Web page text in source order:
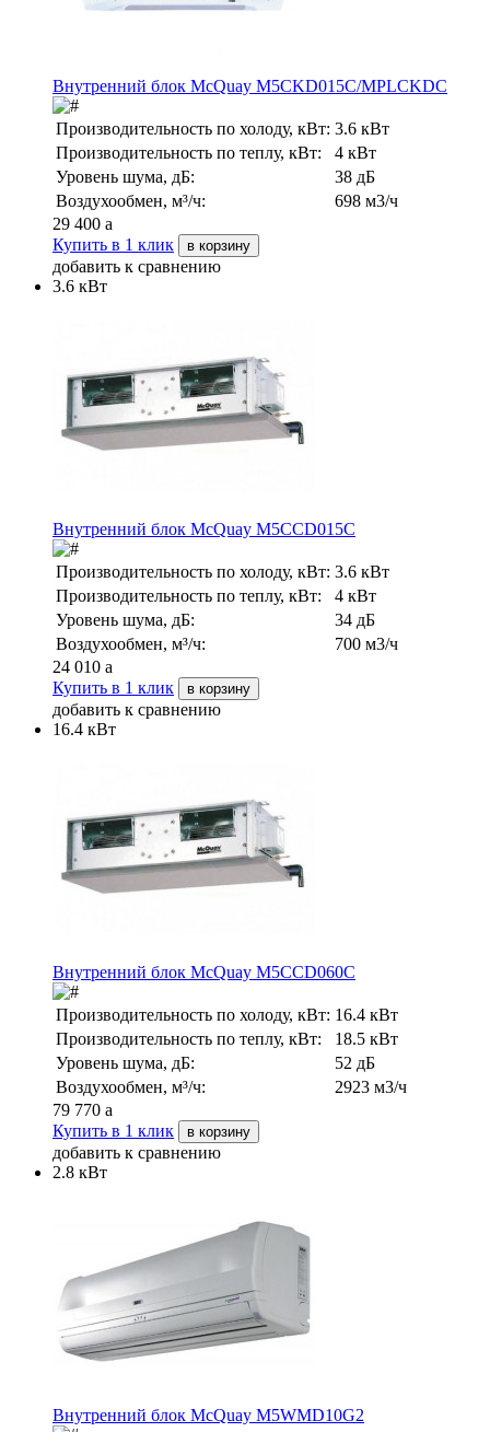
Внутренний блок McQuay M5CKD015C/MPLCKDC
Производительность по холоду, кВт: 3.6 кВт
Производительность по теплу, кВт:
4 кВт
Уровень шума, дБ:
38 дБ
Воздухообмен, м³/ч:
698 м3/ч
29 400 a
Купить в 1 клик
в корзину
добавить к сравнению
3.6 кВт
Внутренний блок McQuay M5CCD015C
Производительность по холоду, кВт: 3.6 кВт
Производительность по теплу, кВт:
4 кВт
Уровень шума, дБ:
34 дБ
Воздухообмен, м³/ч:
700 м3/ч
24 010 a
Купить в 1 клик
в корзину
добавить к сравнению
16.4 кВт
Внутренний блок McQuay M5CCD060C
Производительность по холоду, кВт: 16.4 кВт
Производительность по теплу, кВт:
18.5 кВт
Уровень шума, дБ:
52 дБ
Воздухообмен, м³/ч:
2923 м3/ч
79 770 a
Купить в 1 клик
в корзину
добавить к сравнению
2.8 кВт
Внутренний блок McQuay M5WMD10G2